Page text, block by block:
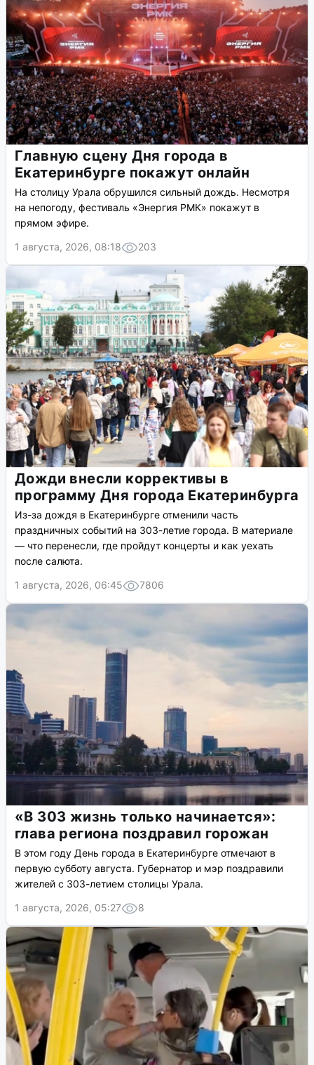
Главную сцену Дня города в
Екатеринбурге покажут онлайн
На столицу Урала обрушился сильный дождь. Несмотря
на непогоду, фестиваль «Энергия РМК» покажут в
прямом эфире.
1 августа, 2026, 08:18
203
Дожди внесли коррективы в
программу Дня города Екатеринбурга
Из-за дождя в Екатеринбурге отменили часть
праздничных событий на 303-летие города. В материале
— что перенесли, где пройдут концерты и как уехать
после салюта.
1 августа, 2026, 06:45
7806
«В 303 жизнь только начинается»:
глава региона поздравил горожан
В этом году День города в Екатеринбурге отмечают в
первую субботу августа. Губернатор и мэр поздравили
жителей с 303-летием столицы Урала.
1 августа, 2026, 05:27
8